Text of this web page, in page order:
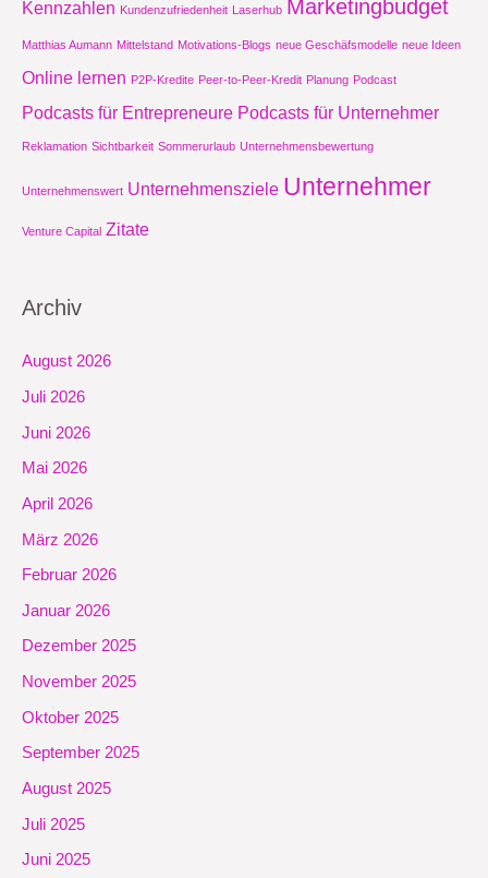
Kennzahlen Kundenzufriedenheit Laserhub Marketingbudget
Matthias Aumann Mittelstand Motivations-Blogs neue Geschäfsmodelle neue Ideen
Online lernen P2P-Kredite Peer-to-Peer-Kredit Planung Podcast
Podcasts für Entrepreneure Podcasts für Unternehmer
Reklamation Sichtbarkeit Sommerurlaub Unternehmensbewertung
Unternehmenswert Unternehmensziele Unternehmer
Venture Capital Zitate
Archiv
August 2026
Juli 2026
Juni 2026
Mai 2026
April 2026
März 2026
Februar 2026
Januar 2026
Dezember 2025
November 2025
Oktober 2025
September 2025
August 2025
Juli 2025
Juni 2025